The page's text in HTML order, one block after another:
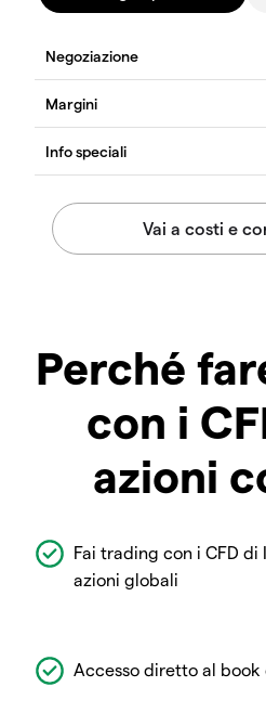
Perché
con i
azioni
Fai trading con i CFD di
azioni globali
Accesso diretto al